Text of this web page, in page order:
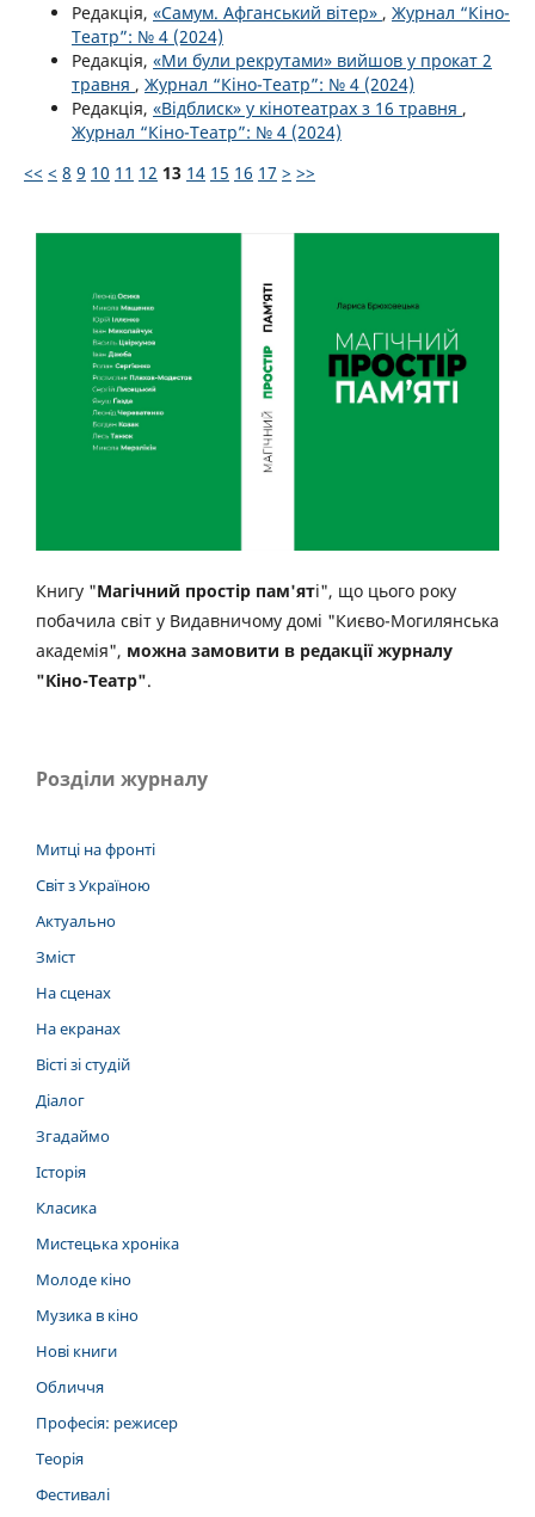
Редакція, «Самум. Афганський вітер» , Журнал “Кіно-
Театр”: № 4 (2024)
Редакція, «Ми були рекрутами» вийшов у прокат 2
травня , Журнал “Кіно-Театр”: № 4 (2024)
Редакція, «Відблиск» у кінотеатрах з 16 травня ,
Журнал “Кіно-Театр”: № 4 (2024)
<< < 8 9 10 11 12 13 14 15 16 17 > >>
Книгу "Магічний простір пам'яті", що цього року
побачила світ у Видавничому домі "Києво-Могилянська
академія", можна замовити в редакції журналу
"Кіно-Театр".
Розділи журналу
Митці на фронті
Світ з Україною
Актуально
Зміст
На сценах
На екранах
Вісті зі студій
Діалог
Згадаймо
Історія
Класика
Мистецька хроніка
Молоде кіно
Музика в кіно
Нові книги
Обличчя
Професія: режисер
Теорія
Фестивалі